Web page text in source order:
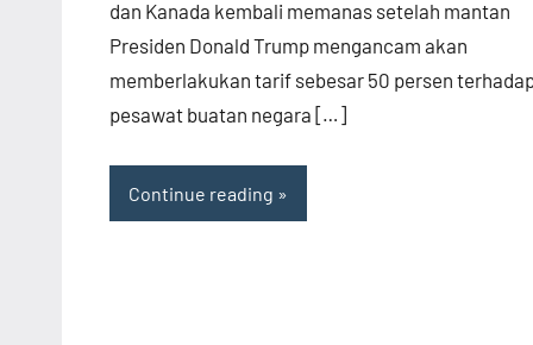
dan Kanada kembali memanas setelah mantan
Presiden Donald Trump mengancam akan
memberlakukan tarif sebesar 50 persen
pesawat buatan negara […]
Continue reading